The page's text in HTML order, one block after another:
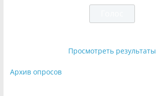
Просмотреть результаты
Архив опросов